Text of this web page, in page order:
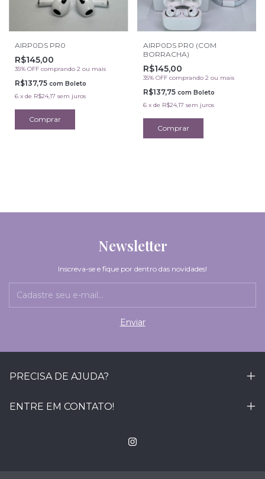
AIRP0DS PR0
R$145,00
35% OFF comprando 2 ou mais
R$137,75 com Boleto
6 x de R$24,17 sem juros
AIRP0DS PR0 (COM
BORRACHA)
R$145,00
35% OFF comprando 2 ou mais
R$137,75 com Boleto
6 x de R$24,17 sem juros
Newsletter
Inscreva-se e fique por dentro das novidades!
PRECISA DE AJUDA?
ENTRE EM CONTATO!